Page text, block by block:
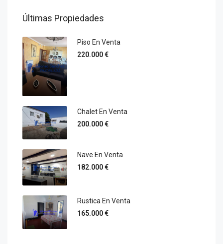
Últimas Propiedades
Piso En Venta
220.000 €
Chalet En Venta
200.000 €
Nave En Venta
182.000 €
Rustica En Venta
165.000 €